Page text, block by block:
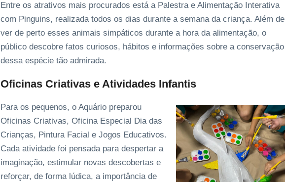
Entre os atrativos mais procurados está a Palestra e Alimentação Interativa
com Pinguins, realizada todos os dias durante a semana da criança. Além de
ver de perto esses animais simpáticos durante a hora da alimentação, o
público descobre fatos curiosos, hábitos e informações sobre a conservação
dessa espécie tão admirada.
Oficinas Criativas e Atividades Infantis
Para os pequenos, o Aquário preparou
Oficinas Criativas, Oficina Especial Dia das
Crianças, Pintura Facial e Jogos Educativos.
Cada atividade foi pensada para despertar a
imaginação, estimular novas descobertas e
reforçar, de forma lúdica, a importância de